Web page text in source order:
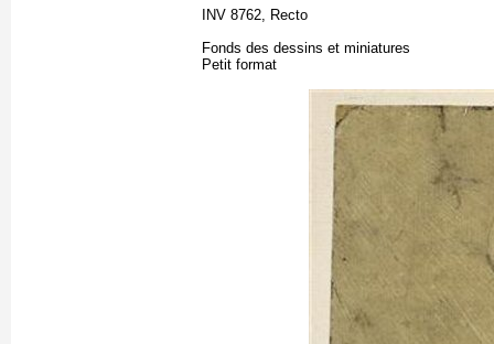
INV 8762, Recto
Fonds des dessins et miniatures
Petit format